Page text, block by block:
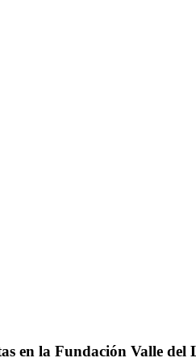
en la Fundación Valle del